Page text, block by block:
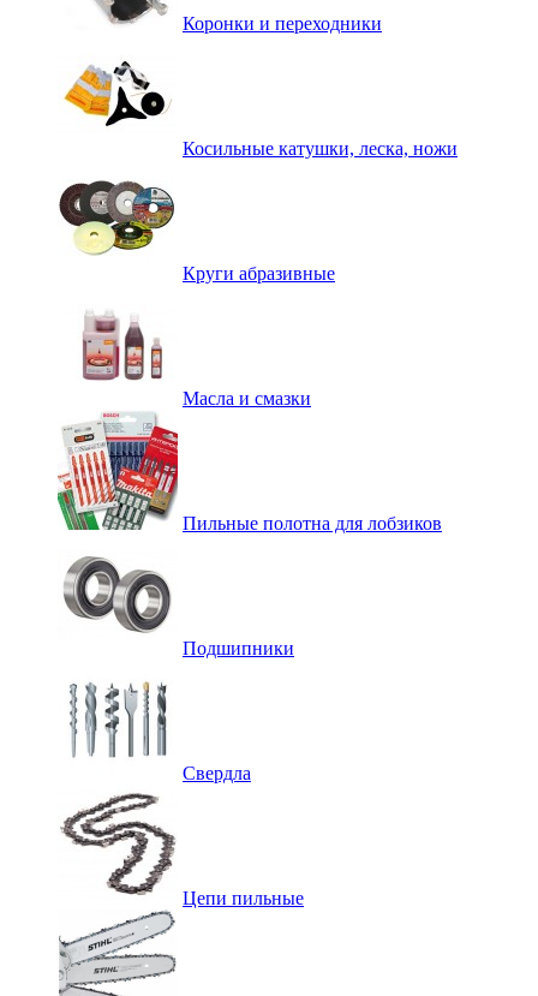
Коронки и переходники
Косильные катушки, леска, ножи
Круги абразивные
Масла и смазки
Пильные полотна для лобзиков
Подшипники
Свердла
Цепи пильные